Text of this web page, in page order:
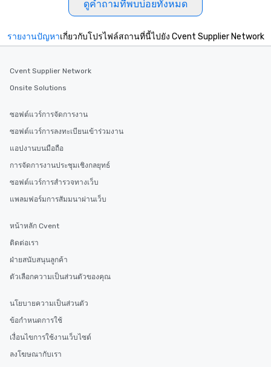
ดูคำถามที่พบบ่อยทั้งหมด
รายงานปัญหาเกี่ยวกับโปรไฟล์สถานที่นี้ไปยัง Cvent Supplier Network
Cvent Supplier Network
Onsite Solutions
ซอฟต์แวร์การจัดการงาน
ซอฟต์แวร์การลงทะเบียนเข้าร่วมงาน
แอปงานบนมือถือ
การจัดการงานประชุมเชิงกลยุทธ์
ซอฟต์แวร์การสำรวจทางเว็บ
แพลมฟอร์มการสัมมนาผ่านเว็บ
หน้าหลัก Cvent
ติดต่อเรา
ฝ่ายสนับสนุนลูกค้า
ตัวเลือกความเป็นส่วนตัวของคุณ
นโยบายความเป็นส่วนตัว
ข้อกำหนดการใช้
เงื่อนไขการใช้งานเว็บไซต์
ลงโฆษณากับเรา